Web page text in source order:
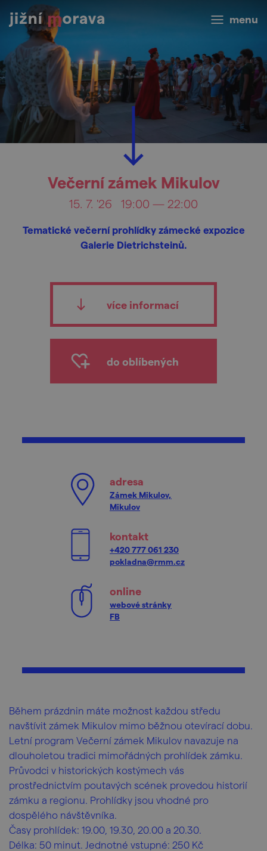
menu
Večerní zámek Mikulov
15. 7. '26 19:00 — 22:00
Tematické večerní prohlídky zámecké expozice
Galerie Dietrichsteinů.
více informací
do oblíbených
adresa
Zámek Mikulov,
Mikulov
kontakt
+420 777 061 230
pokladna@rmm.cz
online
webové stránky
FB
Během prázdnin máte možnost každou středu
navštívit zámek Mikulov mimo běžnou otevírací dobu.
Letní program Večerní zámek Mikulov navazuje na
dlouholetou tradici mimořádných prohlídek zámku.
Průvodci v historických kostýmech vás
prostřednictvím poutavých scének provedou historií
zámku a regionu. Prohlídky jsou vhodné pro
dospělého návštěvníka.
Časy prohlídek: 19.00, 19.30, 20.00 a 20.30.
Délka: 50 minut. Jednotné vstupné: 250 Kč